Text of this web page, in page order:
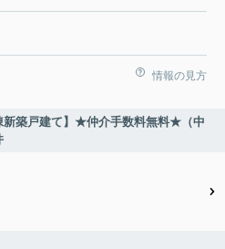
情報の見方
新築戸建て】★仲介手数料無料★（中